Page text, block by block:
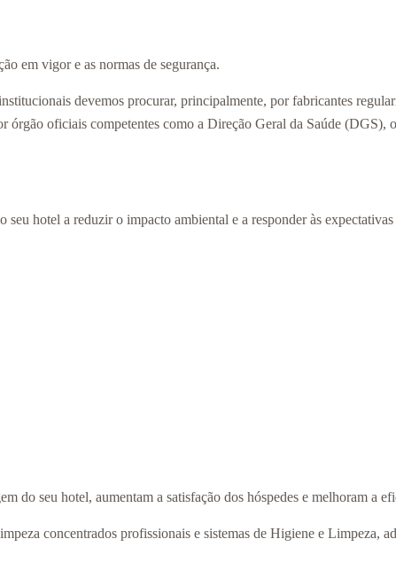
em vigor e as normas de segurança.
devemos procurar, principalmente, por fabricantes
órgão oficiais competentes como a Direção Geral da Saúde
seu hotel a reduzir o impacto ambiental e a responder às expectativas
do seu hotel, aumentam a satisfação dos hóspedes e melhoram a
concentrados profissionais e sistemas de Higiene e Limpeza,